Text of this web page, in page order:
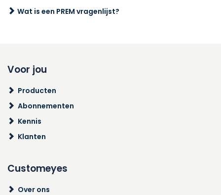
Wat is een PREM vragenlijst?
Voor jou
Producten
Abonnementen
Kennis
Klanten
Customeyes
Over ons